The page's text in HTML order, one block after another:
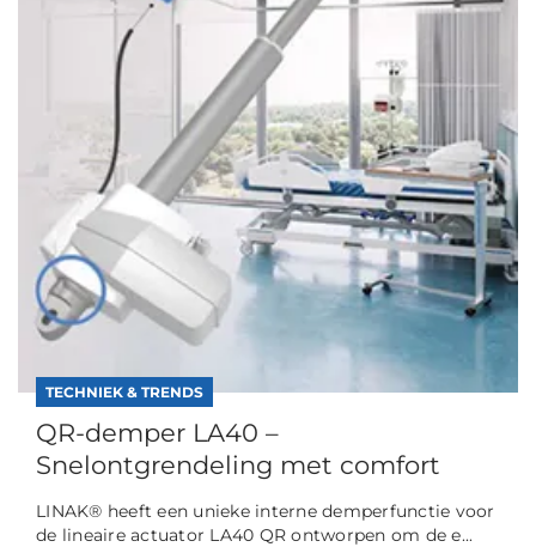
TECHNIEK & TRENDS
QR-demper LA40 –
Snelontgrendeling met comfort
LINAK® heeft een unieke interne demperfunctie voor
de lineaire actuator LA40 QR ontworpen om de e...